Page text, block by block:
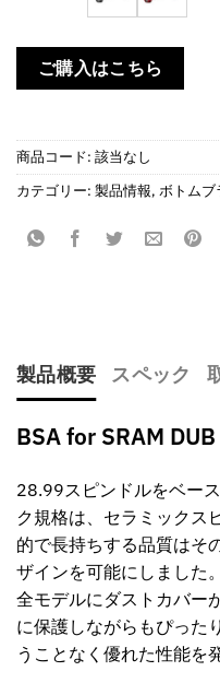
ご購入はこちら
商品コード: 該当なし
カテゴリー: 製品情報, ボトムブ
製品概要 スペック
BSA for SRAM DUB
28.99スピンドルをベー
ク規格は、セラミックス
的で長持ちする品質はそ
ザインを可能にしました。
全モデルにダストカバー
に保護しながらもぴった
うことなく優れた性能を